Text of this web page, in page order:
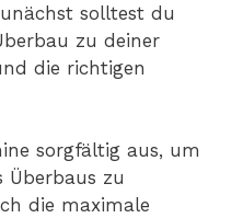
solltest du
zu deiner
die richtigen
sorgfältig aus, um
Überbaus zu
die maximale